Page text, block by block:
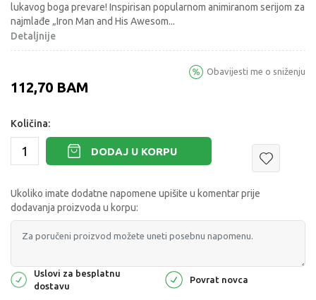
lukavog boga prevare! Inspirisan popularnom animiranom serijom za
najmlađe „Iron Man and His Awesom...
Detaljnije
112,70 BAM
Obavijesti me o sniženju
Količina:
DODAJ U KORPU
Ukoliko imate dodatne napomene upišite u komentar prije
dodavanja proizvoda u korpu:
Uslovi za besplatnu
dostavu
Povrat novca